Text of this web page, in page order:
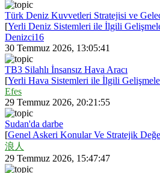
Türk Deniz Kuvvetleri Stratejisi ve
[Yerli Deniz Sistemleri ile İlgili
Denizci16
30 Temmuz 2026, 13:05:41
TB3 Silahlı İnsansız Hava Aracı
[Yerli Hava Sistemleri ile İlgili
Efes
29 Temmuz 2026, 20:21:55
Sudan'da darbe
[Genel Askeri Konular Ve Stratejik
浪人
29 Temmuz 2026, 15:47:47